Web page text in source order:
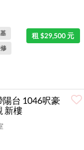
租 $29,500 元
台 1046呎豪
新樓